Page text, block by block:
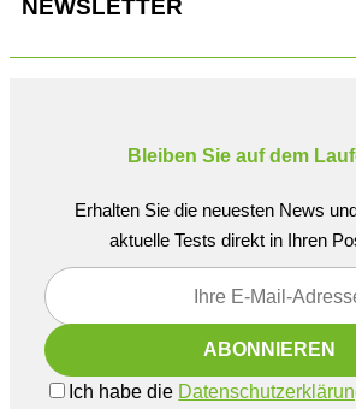
NEWSLETTER
Bleiben Sie auf dem
Erhalten Sie die neuesten News
aktuelle Tests direkt in Ihren
Ich habe die